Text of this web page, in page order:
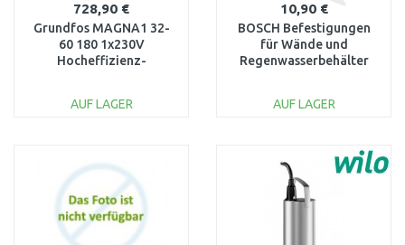
728,90 €
Grundfos MAGNA1 32-
60 180 1x230V
Hocheffizienz-
AUF LAGER
Vergleichen
10,90 €
BOSCH Befestigungen
für Wände und
Regenwasserbehälter
AUF LAGER
Vergleichen